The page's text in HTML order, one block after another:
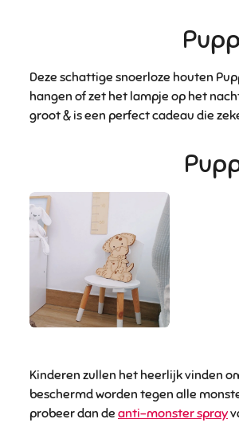
Deze schattige snoerloze houten
hangen of zet het lampje op het
groot & is een perfect cadeau die
Kinderen zullen het heerlijk vinden
beschermd worden tegen alle
probeer dan de anti-monster spray